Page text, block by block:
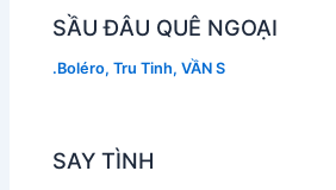
SẦU ĐÂU QUÊ NGOẠI
.Boléro,Tru Tinh,VẦN S
SAY TÌNH